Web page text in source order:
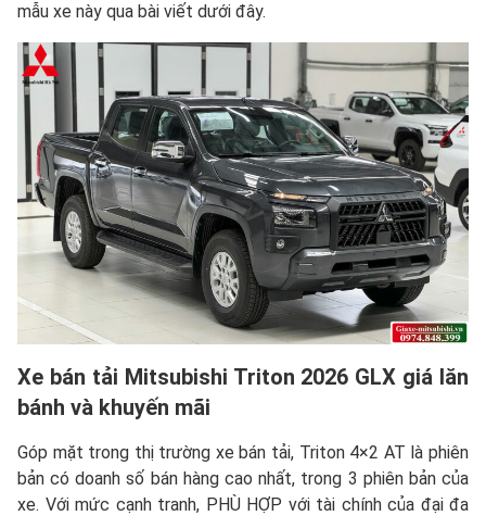
mẫu xe này qua bài viết dưới đây.
Xe bán tải Mitsubishi Triton 2026 GLX giá lăn
bánh và khuyến mãi
Góp mặt trong thị trường xe bán tải, Triton 4×2 AT là phiên
bản có doanh số bán hàng cao nhất, trong 3 phiên bản của
xe. Với mức cạnh tranh, PHÙ HỢP với tài chính của đại đa